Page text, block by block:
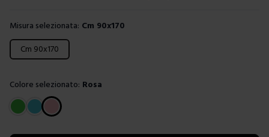
Misura selezionata: Cm 90x170
Scegli una misura
Cm 90x170
Colore selezionato: Rosa
Scegli un colore